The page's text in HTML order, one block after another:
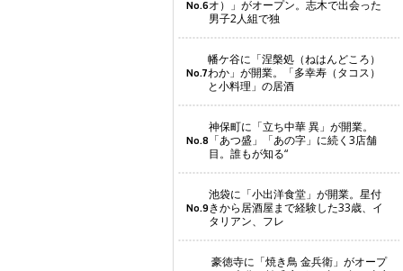
No.6オ）」がオープン。志木で出会った
男子2人組で独
No.7
幡ケ谷に「涅槃処（ねはんどころ）
わか」が開業。「多幸寿（タコス）
と小料理」の居酒
No.8
神保町に「立ち中華 異」が開業。
「あつ盛」「あの字」に続く3店舗
目。誰もが知る“
No.9
池袋に「小出洋食堂」が開業。星付
きから居酒屋まで経験した33歳、イ
タリアン、フレ
豪徳寺に「焼き鳥 金兵衛」がオープ